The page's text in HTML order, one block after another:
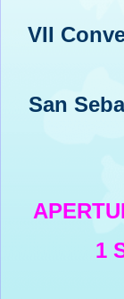
VII
San
1